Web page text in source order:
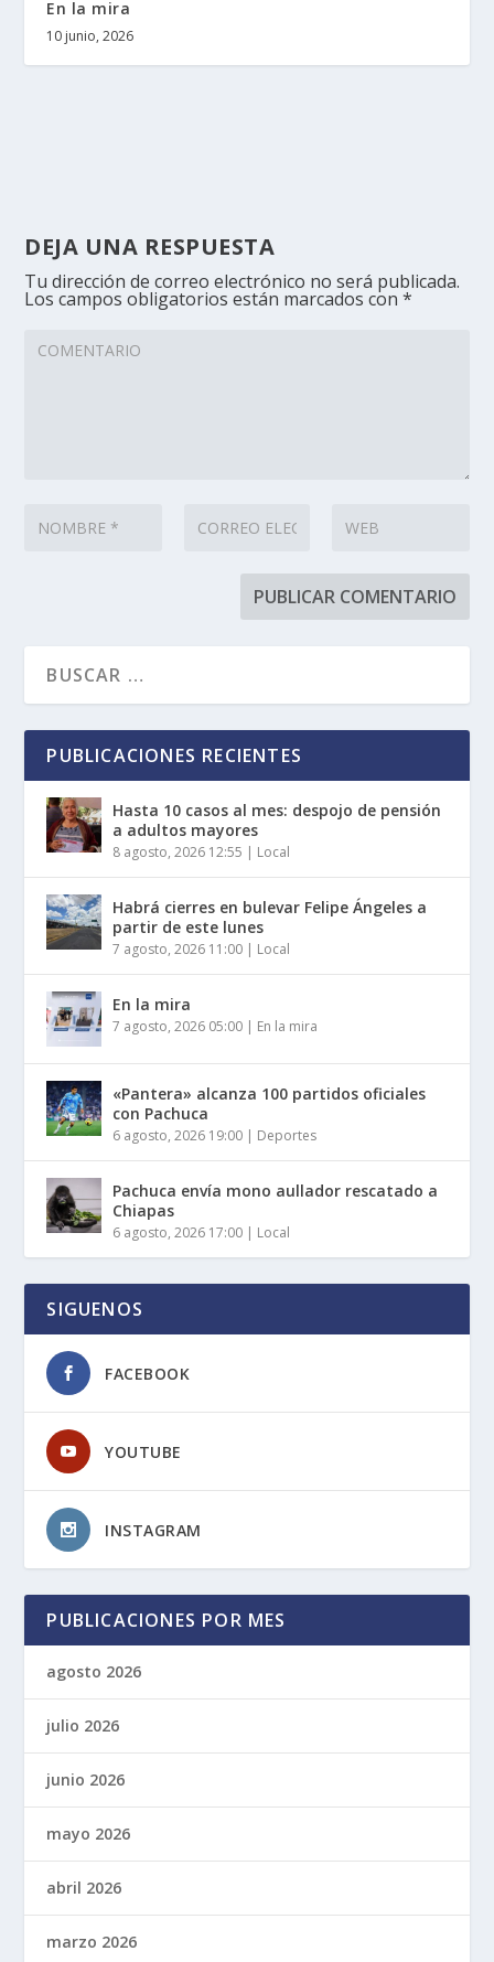
En la mira
10 junio, 2026
DEJA UNA RESPUESTA
Tu dirección de correo electrónico no será publicada.
Los campos obligatorios están marcados con*
PUBLICACIONES RECIENTES
Hasta 10 casos al mes: despojo de pensión
a adultos mayores
8 agosto, 2026 12:55 | Local
Habrá cierres en bulevar Felipe Ángeles a
partir de este lunes
7 agosto, 2026 11:00 | Local
En la mira
7 agosto, 2026 05:00 | En la mira
«Pantera» alcanza 100 partidos oficiales
con Pachuca
6 agosto, 2026 19:00 | Deportes
Pachuca envía mono aullador rescatado a
Chiapas
6 agosto, 2026 17:00 | Local
SIGUENOS
FACEBOOK
YOUTUBE
INSTAGRAM
PUBLICACIONES POR MES
agosto 2026
julio 2026
junio 2026
mayo 2026
abril 2026
marzo 2026